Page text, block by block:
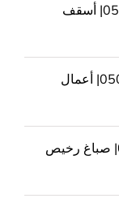
تركيب فورسيلنج في العين |0503418441| أسقف
تركيب عشب صناعي العين |0503418441| أعمال
شركة صبغ في الشارقة |0503418441| صباغ رخيص